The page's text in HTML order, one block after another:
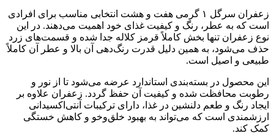
زعفران سرگل ۱ گرمی هفت و هشت انتخابی مناسب برای افرادی
است که به عطر، رنگ و کیفیت غذای خود اهمیت می‌دهند. در این
نوع زعفران تنها بخش کاملاً قرمز کلاله جدا شده و قسمت‌های زرد
حذف می‌شود، به همین دلیل قدرت رنگ‌دهی آن بالا و عطر آن کاملاً
طبیعی و اصیل است.
این محصول در بسته‌بندی استاندارد عرضه می‌شود تا از نور و
رطوبت محافظت شده و کیفیت آن حفظ گردد. زعفران علاوه بر
ایجاد رنگ و طعم دلنشین در غذا، دارای ترکیبات آنتی‌اکسیدانی
ارزشمندی است که می‌تواند به بهبود خلق‌وخو و کاهش خستگی
کمک کند.